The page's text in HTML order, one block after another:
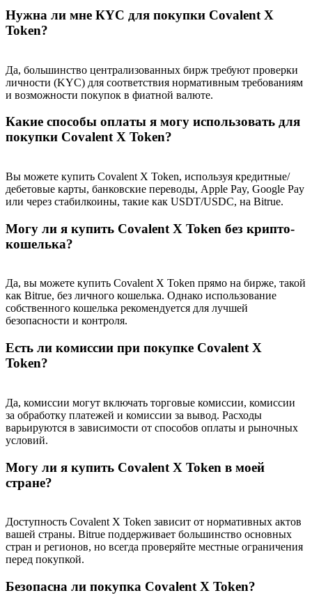
Trade Gold & Silver · 33,333 USDT Bonus
USDT New User Exclusive 10% APR
USDT Flexible Staking | Daily Rewards
BTC Flexible Staking | Daily Rewards
Больше событий
Выигрывайте призы и эксклюзивные награды
Нужна ли мне КYC для покупки Covalent X
Token?
Да, большинство централизованных бирж требуют проверки
личности (KYC) для соответствия нормативным требованиям
и возможности покупок в фиатной валюте.
Какие способы оплаты я могу использовать для
покупки Covalent X Token?
Вы можете купить Covalent X Token, используя кредитные/
дебетовые карты, банковские переводы, Apple Pay, Google Pay
или через стабилкоины, такие как USDT/USDC, на Bitrue.
Могу ли я купить Covalent X Token без крипто-
кошелька?
Да, вы можете купить Covalent X Token прямо на бирже, такой
как Bitrue, без личного кошелька. Однако использование
собственного кошелька рекомендуется для лучшей
безопасности и контроля.
Есть ли комиссии при покупке Covalent X
Token?
Да, комиссии могут включать торговые комиссии, комиссии
за обработку платежей и комиссии за вывод. Расходы
варьируются в зависимости от способов оплаты и рыночных
условий.
Могу ли я купить Covalent X Token в моей
стране?
Доступность Covalent X Token зависит от нормативных актов
вашей страны. Bitrue поддерживает большинство основных
стран и регионов, но всегда проверяйте местные ограничения
перед покупкой.
Безопасна ли покупка Covalent X Token?